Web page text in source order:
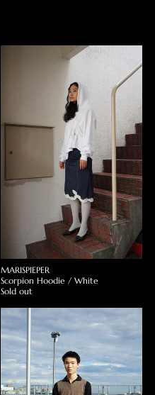
MARISPIEPER
Scorpion Hoodie / White
Sold out